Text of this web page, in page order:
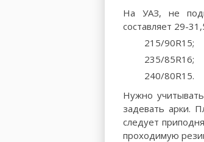
На УАЗ, не
составляет 29-
215/90R15;
235/85R16;
240/80R15.
Нужно
задевать арки.
следует
проходимую